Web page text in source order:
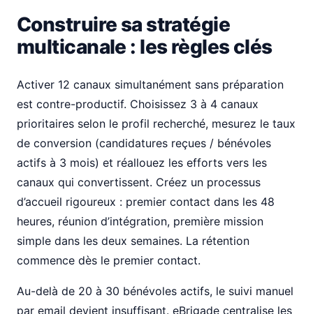
Construire sa stratégie
multicanale : les règles clés
Activer 12 canaux simultanément sans préparation
est contre-productif. Choisissez 3 à 4 canaux
prioritaires selon le profil recherché, mesurez le taux
de conversion (candidatures reçues / bénévoles
actifs à 3 mois) et réallouez les efforts vers les
canaux qui convertissent. Créez un processus
d’accueil rigoureux : premier contact dans les 48
heures, réunion d’intégration, première mission
simple dans les deux semaines. La rétention
commence dès le premier contact.
Au-delà de 20 à 30 bénévoles actifs, le suivi manuel
par email devient insuffisant. eBrigade centralise les